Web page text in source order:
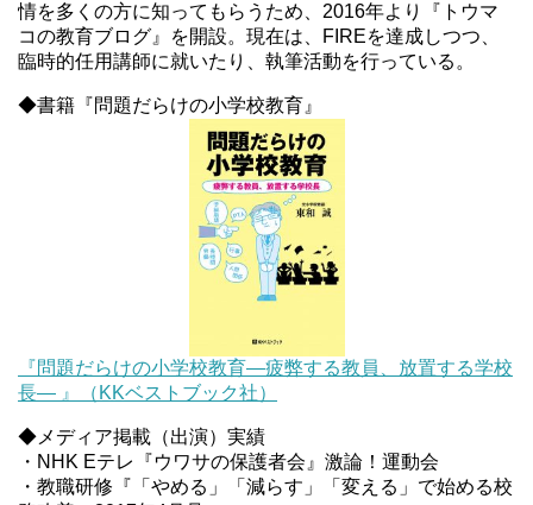
情を多くの方に知ってもらうため、2016年より『トウマ
コの教育ブログ』を開設。現在は、FIREを達成しつつ、
臨時的任用講師に就いたり、執筆活動を行っている。
◆書籍『問題だらけの小学校教育』
『問題だらけの小学校教育―疲弊する教員、放置する学校
長― 』（KKベストブック社）
◆メディア掲載（出演）実績
・NHK Eテレ『ウワサの保護者会』激論！運動会
・教職研修『「やめる」「減らす」「変える」で始める校